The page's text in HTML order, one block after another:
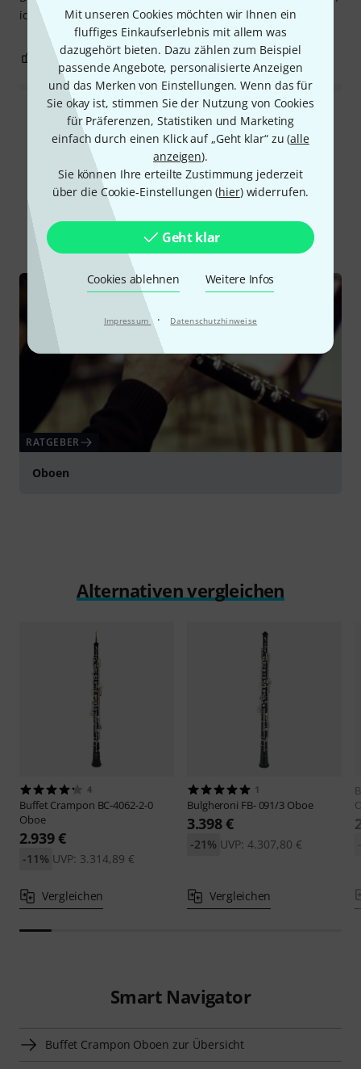
Mit unseren Cookies möchten wir Ihnen ein
fluffiges Einkaufserlebnis mit allem was
dazugehört bieten. Dazu zählen zum Beispiel
passende Angebote, personalisierte Anzeigen
und das Merken von Einstellungen. Wenn das für
Sie okay ist, stimmen Sie der Nutzung von Cookies
für Präferenzen, Statistiken und Marketing
einfach durch einen Klick auf „Geht klar“ zu (alle
anzeigen).
Sie können Ihre erteilte Zustimmung jederzeit
über die Cookie-Einstellungen (hier) widerrufen.
Geht klar
Cookies ablehnen Weitere Infos
Impressum · Datenschutzhinweise
ich sehr zufrieden.
0 BEWERTUNG MELDEN
Alle Bewertungen lesen
Schon gewusst?
Alle Ratgeber
RATGEBER
Oboen
Alternativen vergleichen
4
Buffet Crampon BC-4062-2-0
Oboe
2.939 €
UVP: 3.314,89 €
-11%
Vergleichen
1
Bulgheroni FB- 091/3 Oboe
3.398 €
UVP: 4.307,80 €
-21%
Vergleichen
Smart Navigator
Buffet Crampon Oboen zur Übersicht